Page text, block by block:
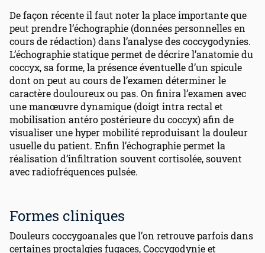
De façon récente il faut noter la place importante que
peut prendre l’échographie (données personnelles en
cours de rédaction) dans l’analyse des coccygodynies.
L’échographie statique permet de décrire l’anatomie du
coccyx, sa forme, la présence éventuelle d’un spicule
dont on peut au cours de l’examen déterminer le
caractère douloureux ou pas. On finira l’examen avec
une manœuvre dynamique (doigt intra rectal et
mobilisation antéro postérieure du coccyx) afin de
visualiser une hyper mobilité reproduisant la douleur
usuelle du patient. Enfin l’échographie permet la
réalisation d’infiltration souvent cortisolée, souvent
avec radiofréquences pulsée.
Formes cliniques
Douleurs coccygoanales que l’on retrouve parfois dans
certaines proctalgies fugaces, Coccygodynie et